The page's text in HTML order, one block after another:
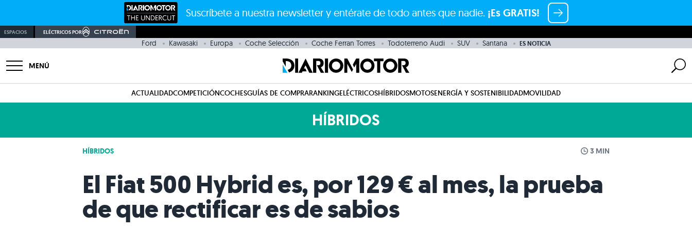
Suscríbete a nuestra newsletter y entérate de todo antes que nadie. ¡Es GRATIS!
ESPACIOS ELÉCTRICOS POR
Ford Kawasaki Europa Coche Selección Coche Ferran Torres Todoterreno Audi SUV Santana ES NOTICIA
MENÚ
ACTUALIDADCOMPETICIÓNCOCHESGUÍAS DE COMPRARANKINGELÉCTRICOSHÍBRIDOSMOTOSENERGÍA Y SOSTENIBILIDADMOVILIDAD
HÍBRIDOS
HÍBRIDOS 3 MIN
El Fiat 500 Hybrid es, por 129 € al mes, la prueba
de que rectificar es de sabios